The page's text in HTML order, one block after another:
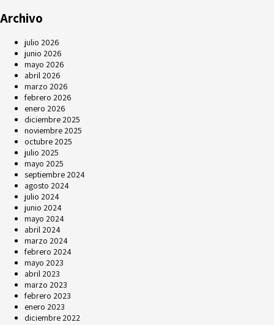
Archivo
julio 2026
junio 2026
mayo 2026
abril 2026
marzo 2026
febrero 2026
enero 2026
diciembre 2025
noviembre 2025
octubre 2025
julio 2025
mayo 2025
septiembre 2024
agosto 2024
julio 2024
junio 2024
mayo 2024
abril 2024
marzo 2024
febrero 2024
mayo 2023
abril 2023
marzo 2023
febrero 2023
enero 2023
diciembre 2022